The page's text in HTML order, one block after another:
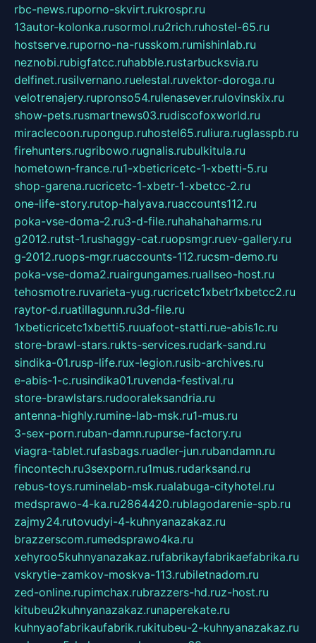
rbc-news.ruporno-skvirt.rukrospr.ru
13autor-kolonka.rusormol.ru2rich.ruhostel-65.ru
hostserve.ruporno-na-russkom.rumishinlab.ru
neznobi.rubigfatcc.ruhabble.rustarbucksvia.ru
delfinet.rusilvernano.ruelestal.ruvektor-doroga.ru
velotrenajery.rupronso54.rulenasever.rulovinskix.ru
show-pets.rusmartnews03.rudiscofoxworld.ru
miraclecoon.rupongup.ruhostel65.ruliura.ruglasspb.ru
firehunters.rugribowo.rugnalis.rubulkitula.ru
hometown-france.ru1-xbeticricetc-1-xbetti-5.ru
shop-garena.rucricetc-1-xbetr-1-xbetcc-2.ru
one-life-story.rutop-halyava.ruaccounts112.ru
poka-vse-doma-2.ru3-d-file.ruhahahaharms.ru
g2012.rutst-1.rushaggy-cat.ruopsmgr.ruev-gallery.ru
g-2012.ruops-mgr.ruaccounts-112.rucsm-demo.ru
poka-vse-doma2.ruairgungames.ruallseo-host.ru
tehosmotre.ruvarieta-yug.rucricetc1xbetr1xbetcc2.ru
raytor-d.ruatillagunn.ru3d-file.ru
1xbeticricetc1xbetti5.ruuafoot-statti.rue-abis1c.ru
store-brawl-stars.rukts-services.rudark-sand.ru
sindika-01.rusp-life.rux-legion.rusib-archives.ru
e-abis-1-c.rusindika01.ruvenda-festival.ru
store-brawlstars.rudooraleksandria.ru
antenna-highly.rumine-lab-msk.ru1-mus.ru
3-sex-porn.ruban-damn.rupurse-factory.ru
viagra-tablet.rufasbags.ruadler-jun.rubandamn.ru
fincontech.ru3sexporn.ru1mus.rudarksand.ru
rebus-toys.ruminelab-msk.rualabuga-cityhotel.ru
medsprawo-4-ka.ru2864420.rublagodarenie-spb.ru
zajmy24.rutovudyi-4-kuhnyanazakaz.ru
brazzerscom.rumedsprawo4ka.ru
xehyroo5kuhnyanazakaz.rufabrikayfabrikaefabrika.ru
vskrytie-zamkov-moskva-113.rubiletnadom.ru
zed-online.rupimchax.rubrazzers-hd.ruz-host.ru
kitubeu2kuhnyanazakaz.runaperekate.ru
kuhnyaofabrikaufabrik.rukitubeu-2-kuhnyanazakaz.ru